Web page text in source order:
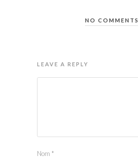
NO COMMENTS
LEAVE A REPLY
Nom *